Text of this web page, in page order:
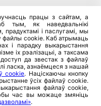
працы з сайтам, а
тым, як наведвальнікі
і паслугамі, мы
cookie. Каб атрымаць
і парадку выкарыстання
іх рэалізацыі, а таксама
да звестак з файлаў
ласка, азнаёмцеся з нашай
cookie. Націскаючы кнопку
ўсіх файлаў cookie.
файлаў cookie,
час вы можаце змяніць
.